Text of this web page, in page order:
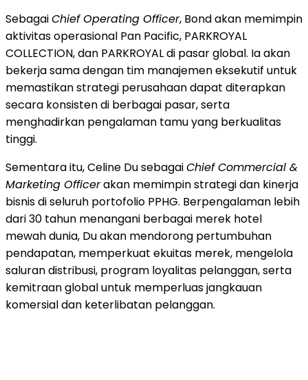
SebagaiChief Operating Officer, Bond akan memimpin
aktivitas operasional Pan Pacific, PARKROYAL
COLLECTION, dan PARKROYAL di pasar global. Ia akan
bekerja sama dengan tim manajemen eksekutif untuk
memastikan strategi perusahaan dapat diterapkan
secara konsisten di berbagai pasar, serta
menghadirkan pengalaman tamu yang berkualitas
tinggi.
Sementara itu, Celine Du sebagaiChief Commercial &
Marketing Officerakan memimpin strategi dan kinerja
bisnis di seluruh portofolio PPHG. Berpengalaman lebih
dari 30 tahun menangani berbagai merek hotel
mewah dunia, Du akan mendorong pertumbuhan
pendapatan, memperkuat ekuitas merek, mengelola
saluran distribusi, program loyalitas pelanggan, serta
kemitraan global untuk memperluas jangkauan
komersial dan keterlibatan pelanggan.